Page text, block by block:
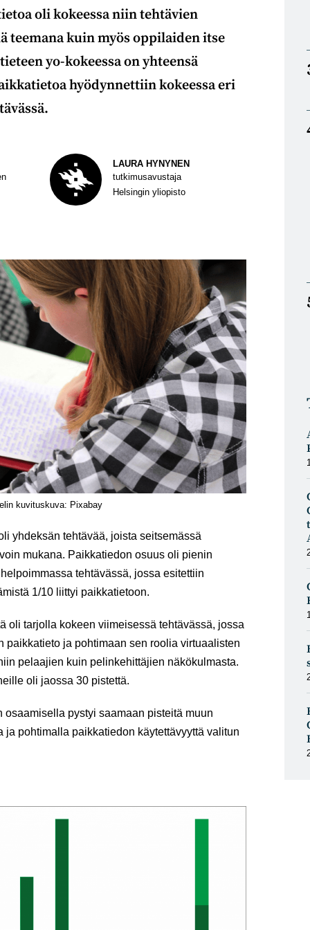
oli kokeessa niin tehtävien
teemana kuin myös oppilaiden itse
yo-kokeessa on yhteensä
hyödynnettiin kokeessa eri
LAURA HYNYNEN
tutkimusavustaja
Helsingin yliopisto
kuvituskuva: Pixabay
yhdeksän tehtävää, joista seitsemässä
mukana. Paikkatiedon osuus oli pienin
tehtävässä, jossa esitettiin
1/10 liittyi paikkatietoon.
oli tarjolla kokeen viimeisessä tehtävässä, jossa
paikkatieto ja pohtimaan sen roolia virtuaalisten
pelaajien kuin pelinkehittäjien näkökulmasta.
oli jaossa 30 pistettä.
pystyi saamaan pisteitä muun
ja pohtimalla paikkatiedon käytettävyyttä valitun